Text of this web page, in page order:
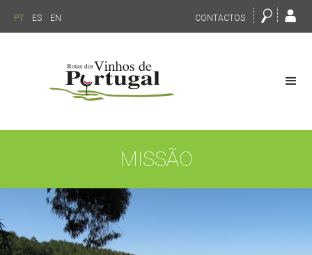
PT ES EN CONTACTOS
MISSÃO